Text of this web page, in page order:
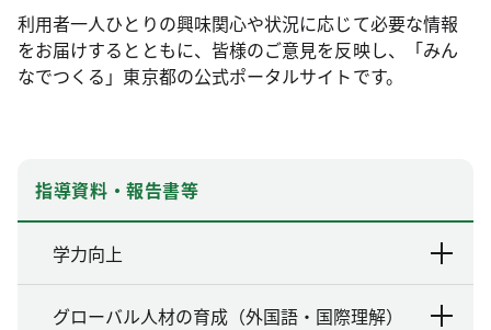
利用者一人ひとりの興味関心や状況に応じて必要な情報
をお届けするとともに、皆様のご意見を反映し、「みん
なでつくる」東京都の公式ポータルサイトです。
指導資料・報告書等
学力向上
グローバル人材の育成（外国語・国際理解）